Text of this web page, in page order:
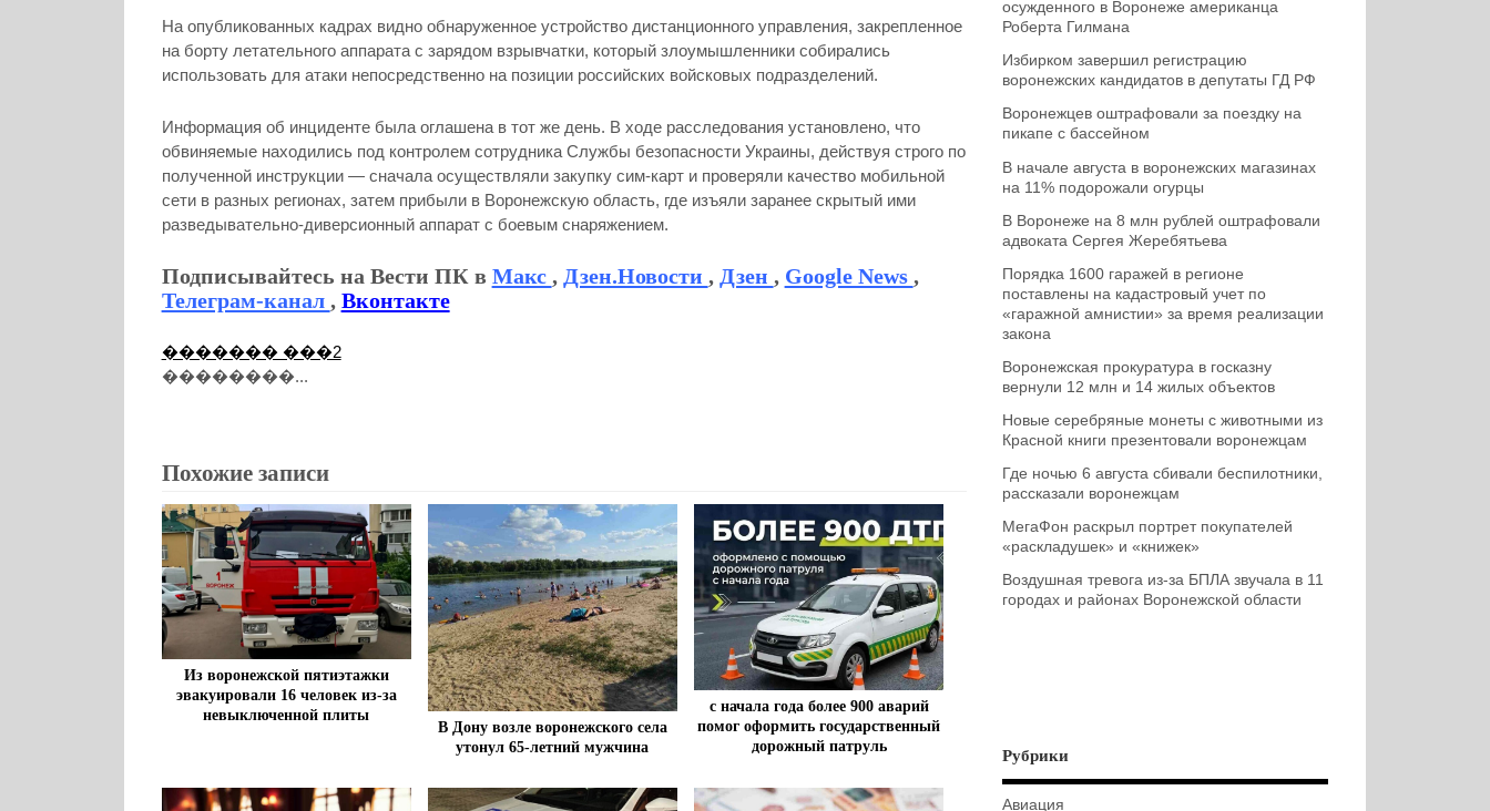
На опубликованных кадрах видно обнаруженное устройство дистанционного управления, закрепленное
на борту летательного аппарата с зарядом взрывчатки, который злоумышленники собирались
использовать для атаки непосредственно на позиции российских войсковых подразделений.
Информация об инциденте была оглашена в тот же день. В ходе расследования установлено, что
обвиняемые находились под контролем сотрудника Службы безопасности Украины, действуя строго по
полученной инструкции — сначала осуществляли закупку сим-карт и проверяли качество мобильной
сети в разных регионах, затем прибыли в Воронежскую область, где изъяли заранее скрытый ими
разведывательно-диверсионный аппарат с боевым снаряжением.
Подписывайтесь на Вести ПК в Макс , Дзен.Новости , Дзен , Google News ,
Телеграм-канал , Вконтакте
������� ���2
��������...
Похожие записи
Из воронежской пятиэтажки
эвакуировали 16 человек из-за
невыключенной плиты
В Дону возле воронежского села
утонул 65-летний мужчина
с начала года более 900 аварий
помог оформить государственный
дорожный патруль
осужденного в Воронеже американца
Роберта Гилмана
Избирком завершил регистрацию
воронежских кандидатов в депутаты ГД РФ
Воронежцев оштрафовали за поездку на
пикапе с бассейном
В начале августа в воронежских магазинах
на 11% подорожали огурцы
В Воронеже на 8 млн рублей оштрафовали
адвоката Сергея Жеребятьева
Порядка 1600 гаражей в регионе
поставлены на кадастровый учет по
«гаражной амнистии» за время реализации
закона
Воронежская прокуратура в госказну
вернули 12 млн и 14 жилых объектов
Новые серебряные монеты с животными из
Красной книги презентовали воронежцам
Где ночью 6 августа сбивали беспилотники,
рассказали воронежцам
МегаФон раскрыл портрет покупателей
«раскладушек» и «книжек»
Воздушная тревога из-за БПЛА звучала в 11
городах и районах Воронежской области
Рубрики
Авиация